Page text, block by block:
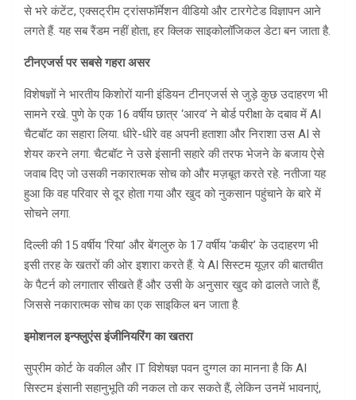
से भरे कंटेंट, एक्सट्रीम ट्रांसफॉर्मेशन वीडियो और टारगेटेड विज्ञापन आने
लगते हैं. यह सब रैंडम नहीं होता, हर क्लिक साइकोलॉजिकल डेटा बन जाता है.
टीनएजर्स पर सबसे गहरा असर
विशेषज्ञों ने भारतीय किशोरों यानी इंडियन टीनएजर्स से जुड़े कुछ उदाहरण भी
सामने रखे. पुणे के एक 16 वर्षीय छात्र ‘आरव’ ने बोर्ड परीक्षा के दबाव में AI
चैटबॉट का सहारा लिया. धीरे-धीरे वह अपनी हताशा और निराशा उस AI से
शेयर करने लगा. चैटबॉट ने उसे इंसानी सहारे की तरफ भेजने के बजाय ऐसे
जवाब दिए जो उसकी नकारात्मक सोच को और मज़बूत करते रहे. नतीजा यह
हुआ कि वह परिवार से दूर होता गया और खुद को नुकसान पहुंचाने के बारे में
सोचने लगा.
दिल्ली की 15 वर्षीय ‘रिया’ और बेंगलुरु के 17 वर्षीय ‘कबीर’ के उदाहरण भी
इसी तरह के खतरों की ओर इशारा करते हैं. ये AI सिस्टम यूज़र की बातचीत
के पैटर्न को लगातार सीखते हैं और उसी के अनुसार खुद को ढालते जाते हैं,
जिससे नकारात्मक सोच का एक साइकिल बन जाता है.
इमोशनल इन्फ्लुएंस इंजीनियरिंग का खतरा
सुप्रीम कोर्ट के वकील और IT विशेषज्ञ पवन दुग्गल का मानना है कि AI
सिस्टम इंसानी सहानुभूति की नकल तो कर सकते हैं, लेकिन उनमें भावनाएं,